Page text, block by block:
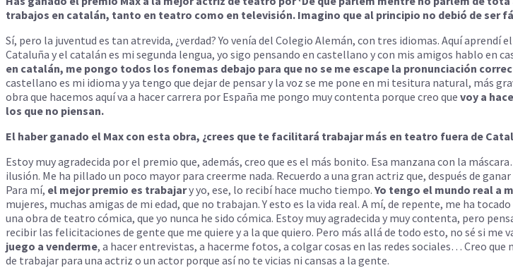
trabajos en catalán, tanto en teatro como en televisión. Imagino que al principio no debió de
Sí, pero la juventud es tan atrevida, ¿verdad? Yo venía del Colegio Alemán, con tres idiomas. Aquí
Cataluña y el catalán es mi segunda lengua, yo sigo pensando en castellano y con mis amigos hablo en
en catalán, me pongo todos los fonemas debajo para que no se me escape la pronunciación
castellano es mi idioma y ya tengo que dejar de pensar y la voz se me pone en mi tesitura natural, más
obra que hacemos aquí va a hacer carrera por España me pongo muy contenta porque creo que voy a
los que no piensan.
El haber ganado el Max con esta obra, ¿crees que te facilitará trabajar más en teatro fuera de
Estoy muy agradecida por el premio que, además, creo que es el más bonito. Esa manzana con la
ilusión. Me ha pillado un poco mayor para creerme nada. Recuerdo a una gran actriz que, después de
Para mí, el mejor premio es trabajary yo, ese, lo recibí hace mucho tiempo. Yo tengo el mundo real a
mujeres, muchas amigas de mi edad, que no trabajan. Y esto es la vida real. A mí, de repente, me ha
una obra de teatro cómica, que yo nunca he sido cómica. Estoy muy agradecida y muy contenta, pero
recibir las felicitaciones de gente que me quiere y a la que quiero. Pero más allá de todo esto, no sé si me
juego a venderme, a hacer entrevistas, a hacerme fotos, a colgar cosas en las redes sociales… Creo
de trabajar para una actriz o un actor porque así no te vicias ni cansas a la gente.